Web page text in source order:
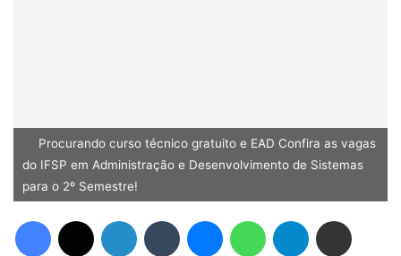
Procurando curso técnico gratuito e EAD Confira as vagas
do IFSP em Administração e Desenvolvimento de Sistemas
para o 2º Semestre!